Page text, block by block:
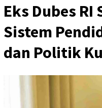
Eks Dubes
Sistem
dan Politik